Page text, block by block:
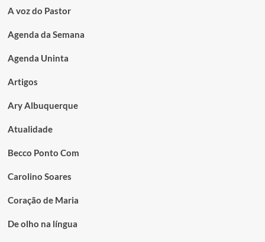
A voz do Pastor
Agenda da Semana
Agenda Uninta
Artigos
Ary Albuquerque
Atualidade
Becco Ponto Com
Carolino Soares
Coração de Maria
De olho na língua